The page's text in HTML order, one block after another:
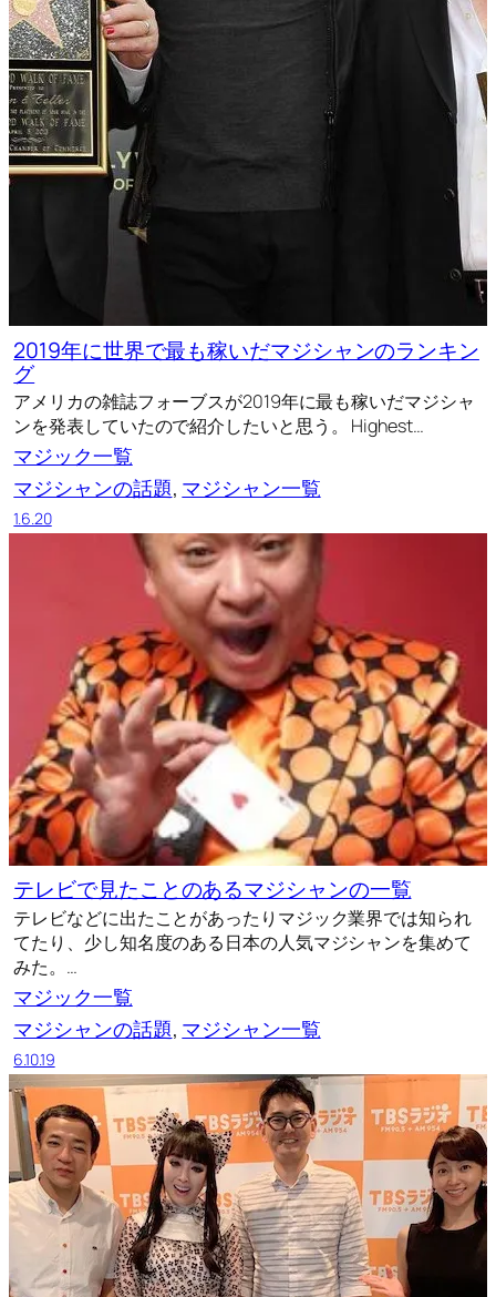
2019年に世界で最も稼いだマジシャンのランキン
グ
アメリカの雑誌フォーブスが2019年に最も稼いだマジシャ
ンを発表していたので紹介したいと思う。 Highest…
マジック一覧
マジシャンの話題, マジシャン一覧
1.6.20
テレビで見たことのあるマジシャンの一覧
テレビなどに出たことがあったりマジック業界では知られ
てたり、少し知名度のある日本の人気マジシャンを集めて
みた。…
マジック一覧
マジシャンの話題, マジシャン一覧
6.10.19